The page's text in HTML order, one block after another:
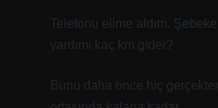
Telefonu elime aldım.
yardımı kaç km gider?
Bunu daha önce hiç